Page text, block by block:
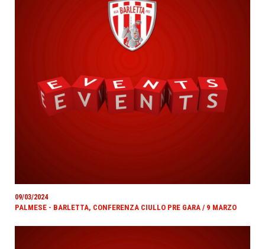
09/03/2024
PALMESE - BARLETTA, CONFERENZA CIULLO PRE GARA / 9 MARZO